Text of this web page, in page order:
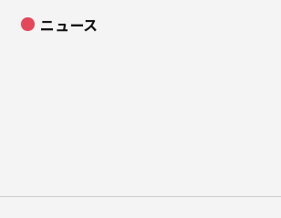
ニュース